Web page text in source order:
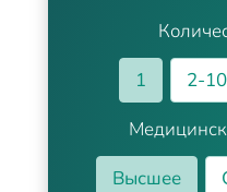
1
2-10
Высшее